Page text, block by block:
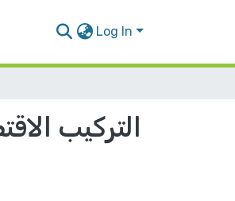
Log In
التركيب